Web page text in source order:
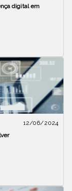
digital em
12/06/2024